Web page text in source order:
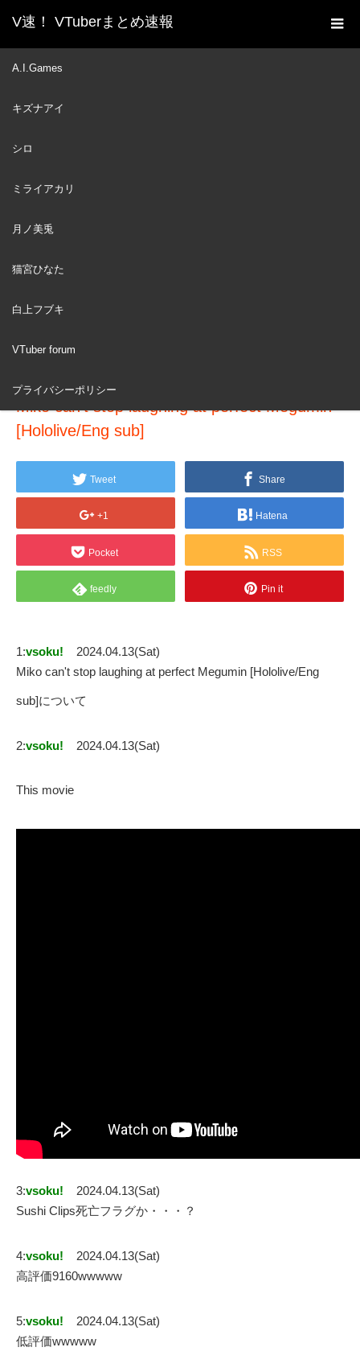
V速！ VTuberまとめ速報
A.I.Games
キズナアイ
シロ
ミライアカリ
月ノ美兎
猫宮ひなた
白上フブキ
VTuber forum
プライバシーポリシー
ホーム
新着動画一覧
13
Miko can't stop laughing at perfect Megumin
[Hololive/Eng sub]
Tweet Share
+1 Hatena
Pocket RSS
feedly Pin it
1:vsoku!
2024.04.13(Sat)
Miko can't stop laughing at perfect Megumin [Hololive/Eng
sub]について
2:vsoku! 2024.04.13(Sat)
This movie
3:vsoku!
2024.04.13(Sat)
Sushi Clips死亡フラグか・・・？
4:vsoku!
2024.04.13(Sat)
高評価9160wwwww
5:vsoku!
2024.04.13(Sat)
低評価wwwww